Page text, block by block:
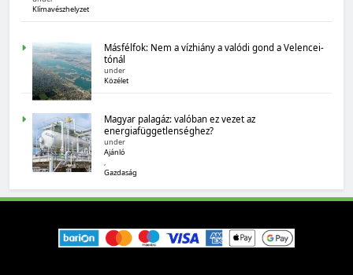
MAGYARORSZÁG SZÁMOKBAN
Tizenhat adatsor a tizenhat évről
Klímavészhelyzet
Másfélfok: Nem a vízhiány a valódi gond a Velencei-
tónál
under
Közélet
Magyar palagáz: valóban ez vezet az
energiafüggetlenséghez?
under
Ajánló
,
Gazdaság